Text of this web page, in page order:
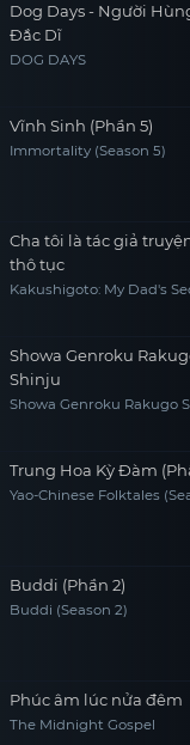
Dog Days - Người
Đắc Dĩ
DOG DAYS
Vĩnh Sinh (Phần 5)
Immortality (Season 5)
Cha tôi là tác giả
thô tục
Kakushigoto: My Dad's
Showa Genroku
Shinju
Showa Genroku Rakugo
Trung Hoa Kỳ Đàm
Yao-Chinese Folktales
Buddi (Phần 2)
Buddi (Season 2)
Phúc âm lúc nửa đêm
The Midnight Gospel